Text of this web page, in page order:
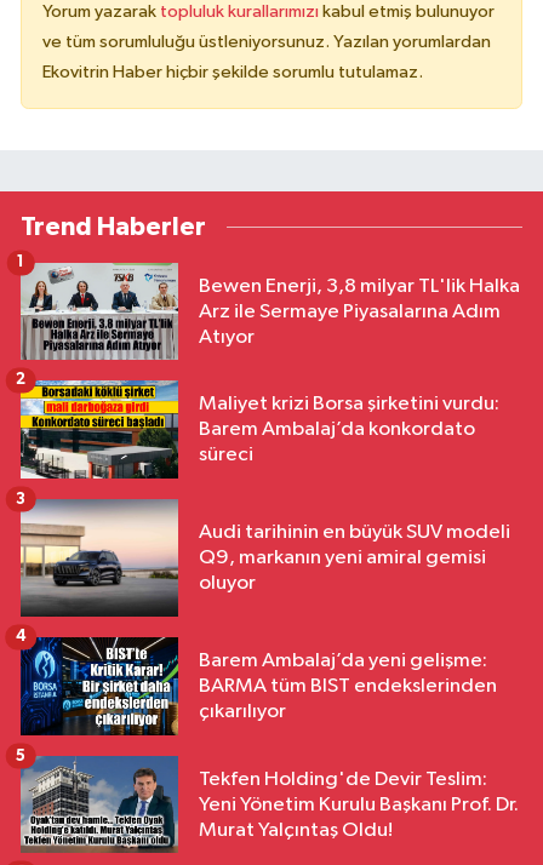
Yorum yazarak topluluk kurallarımızı kabul etmiş bulunuyor
ve tüm sorumluluğu üstleniyorsunuz. Yazılan yorumlardan
Ekovitrin Haber hiçbir şekilde sorumlu tutulamaz.
Trend Haberler
Bewen Enerji, 3,8 milyar TL'lik Halka
Arz ile Sermaye Piyasalarına Adım
Atıyor
1
Maliyet krizi Borsa şirketini vurdu:
Barem Ambalaj’da konkordato
süreci
2
Audi tarihinin en büyük SUV modeli
Q9, markanın yeni amiral gemisi
oluyor
3
Barem Ambalaj’da yeni gelişme:
BARMA tüm BIST endekslerinden
çıkarılıyor
4
Tekfen Holding'de Devir Teslim:
Yeni Yönetim Kurulu Başkanı Prof. Dr.
Murat Yalçıntaş Oldu!
5